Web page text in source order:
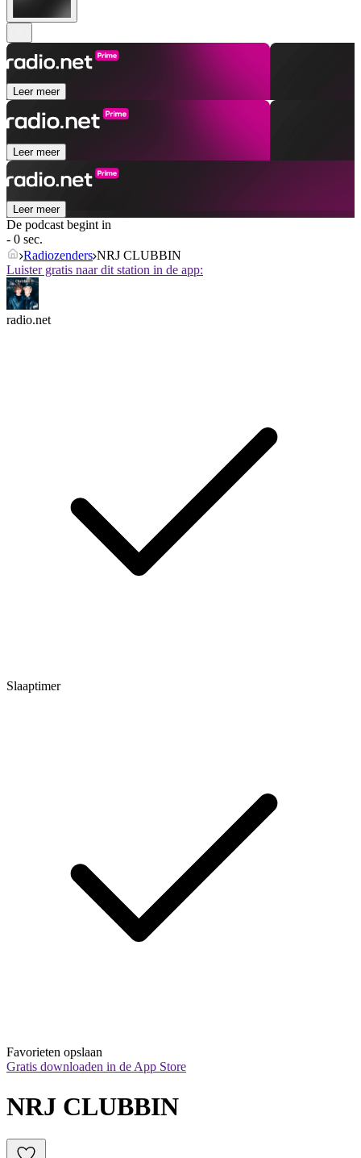
Leer meer
Leer meer
Leer meer
De podcast begint in
- 0 sec.
Radiozenders NRJ CLUBBIN
Luister gratis naar dit station in de app:
radio.net
Slaaptimer
Favorieten opslaan
Gratis downloaden in de App Store
NRJ CLUBBIN